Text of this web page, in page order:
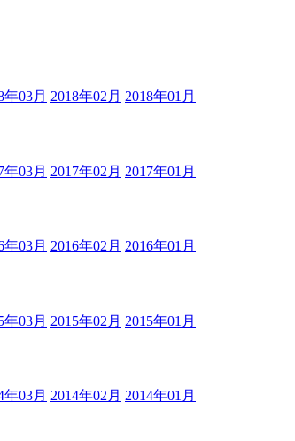
年03月 2018年02月 2018年01月
年03月 2017年02月 2017年01月
年03月 2016年02月 2016年01月
年03月 2015年02月 2015年01月
年03月 2014年02月 2014年01月